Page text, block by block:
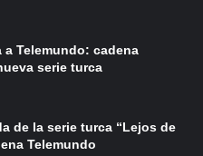
a Telemundo: cadena
serie turca
de la serie turca “Lejos de
Telemundo